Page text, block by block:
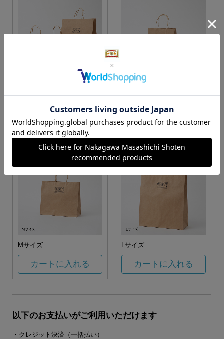
カートに入れる カートに入れる
Mサイズ
カートに入れる
Lサイズ
カートに入れる
以下のお支払いがご利用いただけます
・クレジット決済（一括払い）